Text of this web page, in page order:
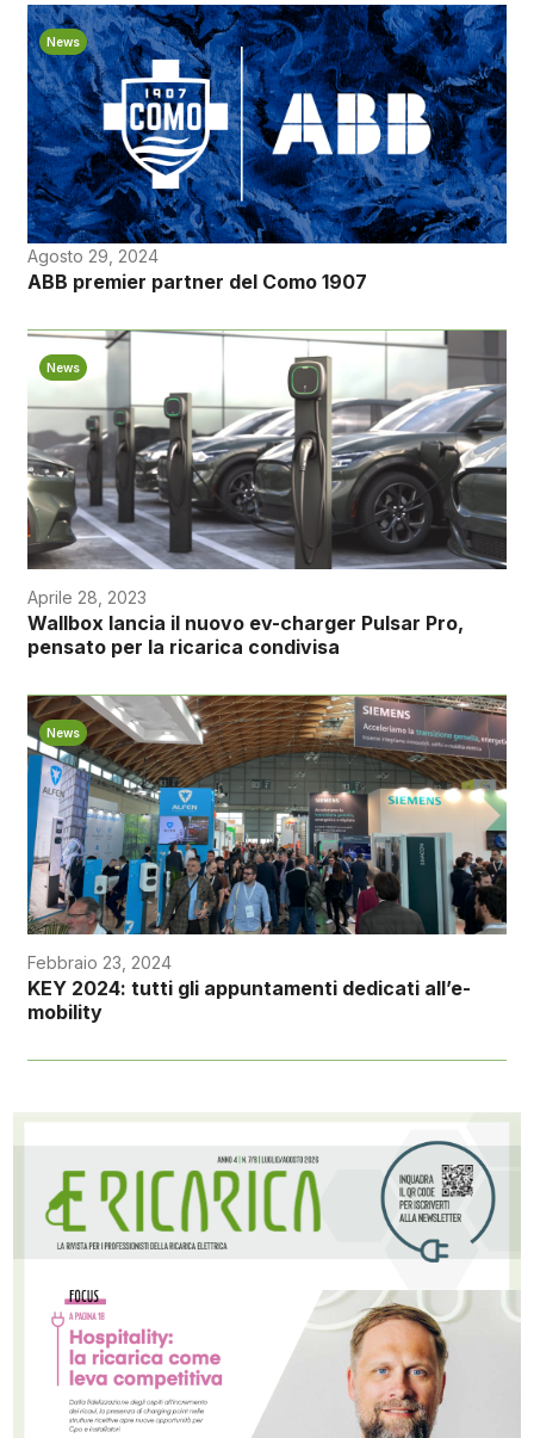
News
Agosto 29, 2024
ABB premier partner del Como 1907
News
Aprile 28, 2023
Wallbox lancia il nuovo ev-charger Pulsar Pro,
pensato per la ricarica condivisa
News
Febbraio 23, 2024
KEY 2024: tutti gli appuntamenti dedicati all’e-
mobility